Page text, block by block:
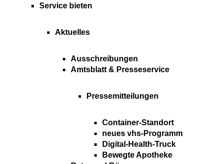
Service bieten
Aktuelles
Ausschreibungen
Amtsblatt & Presseservice
Pressemitteilungen
Container-Standort
neues vhs-Programm
Digital-Health-Truck
Bewegte Apotheke